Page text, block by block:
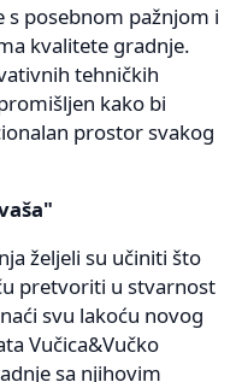
s posebnom pažnjom i
kvalitete gradnje.
tehničkih
kako bi
prostor svakog
željeli su učiniti što
pretvoriti u stvarnost
svu lakoću novog
Vučica&Vučko
sa njihovim